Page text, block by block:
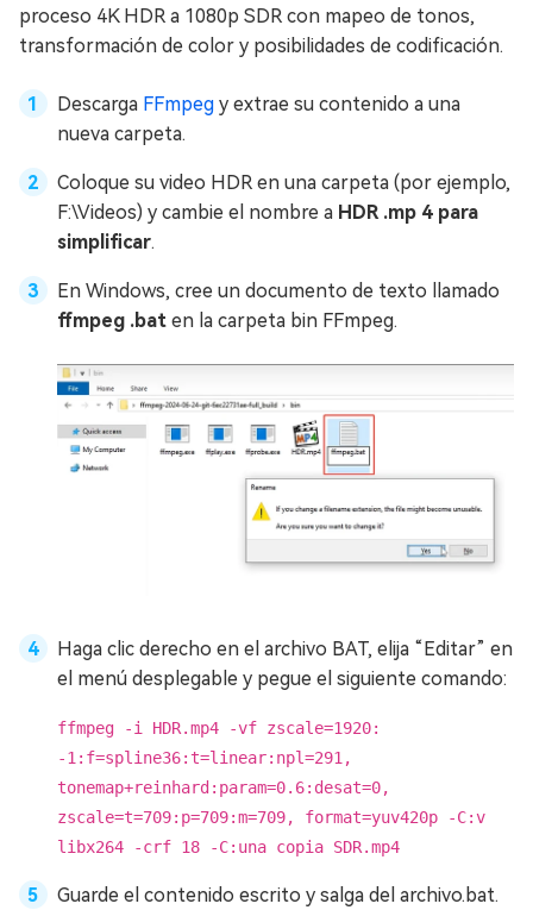
proceso 4K HDR a 1080p SDR con mapeo de tonos,
transformación de color y posibilidades de codificación.
Descarga FFmpeg y extrae su contenido a una
nueva carpeta.
Coloque su video HDR en una carpeta (por ejemplo,
F:\Videos) y cambie el nombre a HDR .mp 4 para
simplificar.
En Windows, cree un documento de texto llamado
ffmpeg .bat en la carpeta bin FFmpeg.
Haga clic derecho en el archivo BAT, elija “Editar” en
el menú desplegable y pegue el siguiente comando:
ffmpeg -i HDR.mp4 -vf zscale=1920:
-1:f=spline36:t=linear:npl=291,
tonemap+reinhard:param=0.6:desat=0,
zscale=t=709:p=709:m=709, format=yuv420p -C:v
libx264 -crf 18 -C:una copia SDR.mp4
Guarde el contenido escrito y salga del archivo.bat.